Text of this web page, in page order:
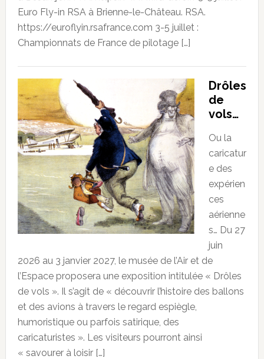
Euro Fly-in RSA à Brienne-le-Château. RSA.
https://euroflyin.rsafrance.com 3-5 juillet :
Championnats de France de pilotage […]
Drôles
de
vols…
Ou la
caricatur
e des
expérien
ces
aérienne
s… Du 27
juin
2026 au 3 janvier 2027, le musée de l’Air et de
l’Espace proposera une exposition intitulée « Drôles
de vols ». Il s’agit de « découvrir l’histoire des ballons
et des avions à travers le regard espiègle,
humoristique ou parfois satirique, des
caricaturistes ». Les visiteurs pourront ainsi
« savourer à loisir […]